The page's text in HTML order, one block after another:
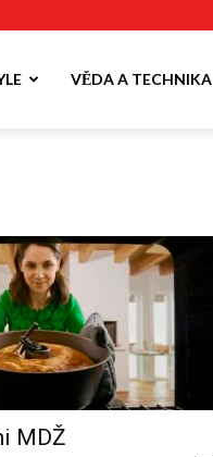
VĚDA A TECHNIKA
MDŽ